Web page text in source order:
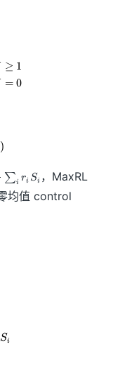
≥ 1
= 0
)
∑i ri Si ，MaxRL
均值 control
Si